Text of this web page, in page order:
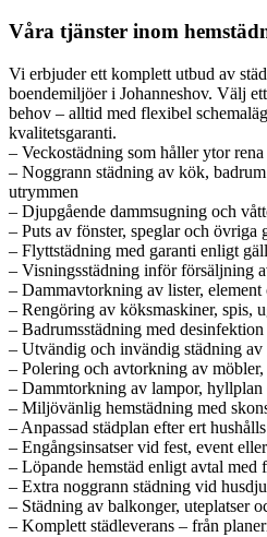
Våra tjänster inom
Vi erbjuder ett komplett utbud av
boendemiljöer i Johanneshov. Välj
behov – alltid med flexibel
kvalitetsgaranti.
– Veckostädning som håller ytor
– Noggrann städning av kök,
utrymmen
– Djupgående dammsugning och
– Puts av fönster, speglar och övriga
– Flyttstädning med garanti enligt
– Visningsstädning inför försäljning
– Dammavtorkning av lister,
– Rengöring av köksmaskiner, spis,
– Badrumsstädning med
– Utvändig och invändig städning av
– Polering och avtorkning av
– Dammtorkning av lampor, hyllplan
– Miljövänlig hemstädning med
– Anpassad städplan efter ert
– Engångsinsatser vid fest, event
– Löpande hemstäd enligt avtal med
– Extra noggrann städning vid
– Städning av balkonger, uteplatser
– Komplett städleverans – från